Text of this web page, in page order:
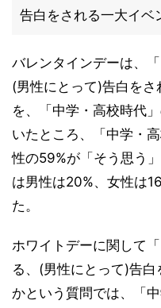
告白をされる一大イベ
バレンタインデーは、
(男性にとって)告白を
を、「中学・高校時代
いたところ、「中学・
性の59%が「そう思う
は男性は20%、女性は
た。
ホワイトデーに関して
る、(男性にとって)告
かという質問では、「